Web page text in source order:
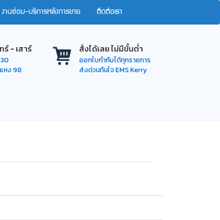
งานซ่อม-บริการหลังการขาย ติดต่อเรา
ร์ - เสาร์
หง 98
สั่งได้เลย ไม่มีขั้นต่ำ
ออกใบกำกับได้ทุกรายการ
ส่งด่วนทันใจ EMS Kerry